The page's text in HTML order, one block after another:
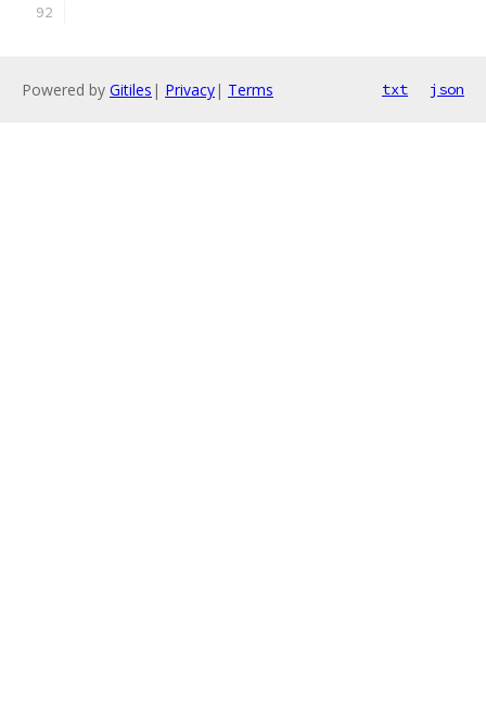
Powered by Gitiles | Privacy| Terms txt json